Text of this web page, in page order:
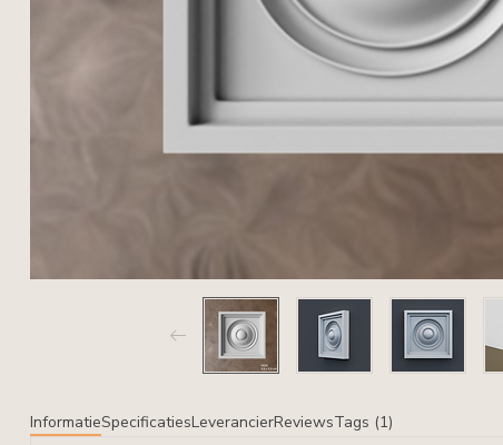
InformatieSpecificatiesLeverancierReviewsTags (1)